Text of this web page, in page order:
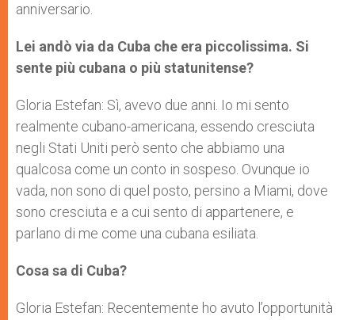
anniversario.
Lei andò via da Cuba che era piccolissima. Si
sente più cubana o più statunitense?
Gloria Estefan: Sì, avevo due anni. Io mi sento
realmente cubano-americana, essendo cresciuta
negli Stati Uniti però sento che abbiamo una
qualcosa come un conto in sospeso. Ovunque io
vada, non sono di quel posto, persino a Miami, dove
sono cresciuta e a cui sento di appartenere, e
parlano di me come una cubana esiliata.
Cosa sa di Cuba?
Gloria Estefan: Recentemente ho avuto l’opportunità